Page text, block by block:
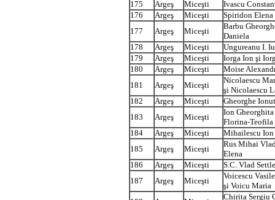
175 Argeş Miceşti
Ivascu
176
Argeş Miceşti
Spiridon Elena
177
Argeş Miceşti
Barbu
Daniela
178
Argeş Miceşti
Ungureanu I.
179
Argeş Miceşti
Iorga Ion şi
180
Argeş Miceşti
Moise
181
Argeş Miceşti
Nicolaescu
şi Nicolaescu
182
Argeş Miceşti
Gheorghe
183
Argeş Miceşti
Ion
Florina-Teofila
184
Argeş Miceşti
Mihailescu Ion
185
Argeş Miceşti
Rus Mihai
Elena
186
Argeş Miceşti
S.C. Vlad
187
Argeş Miceşti
Voicescu
şi Voicu Maria
Chirita Sergiu